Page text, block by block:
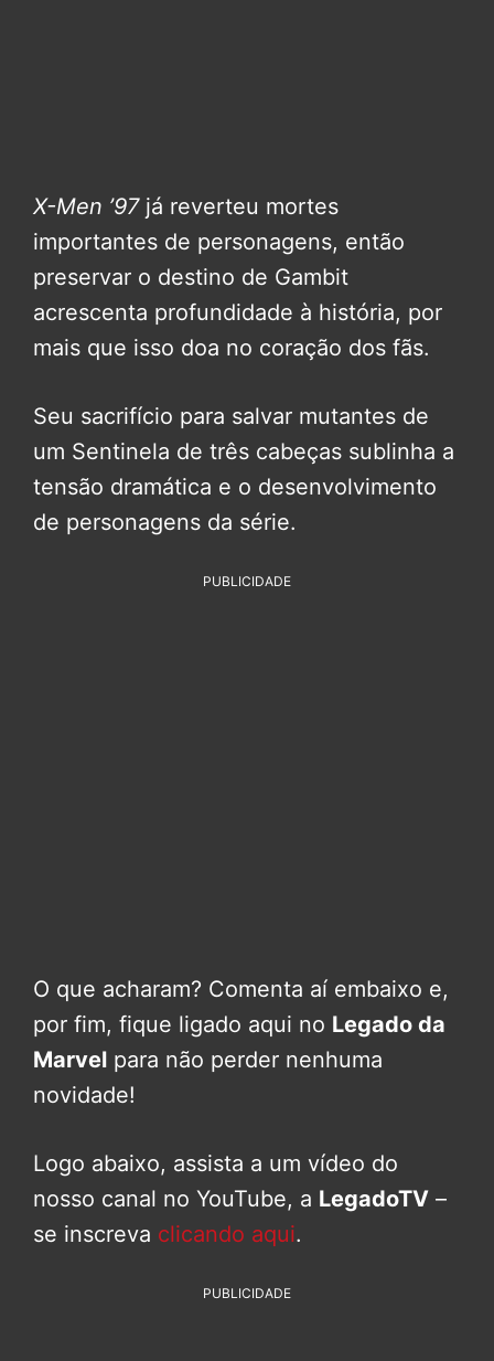
X-Men ’97já reverteu mortes
importantes de personagens, então
preservar o destino de Gambit
acrescenta profundidade à história, por
mais que isso doa no coração dos fãs.
Seu sacrifício para salvar mutantes de
um Sentinela de três cabeças sublinha a
tensão dramática e o desenvolvimento
de personagens da série.
PUBLICIDADE
O que acharam? Comenta aí embaixo e,
por fim, fique ligado aqui no Legado da
Marvel para não perder nenhuma
novidade!
Logo abaixo, assista a um vídeo do
nosso canal no YouTube, a LegadoTV –
se inscreva clicando aqui.
PUBLICIDADE